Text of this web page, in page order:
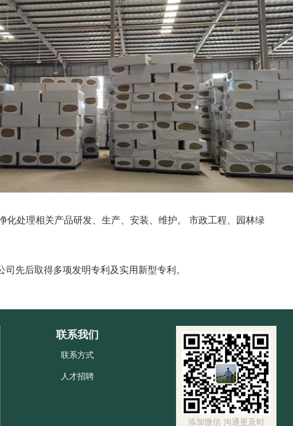
处理相关产品研发、生产、安装、维护。 市政工程、园林绿
先后取得多项发明专利及实用新型专利。
联系我们
联系方式
人才招聘
添加微信 沟通更及时